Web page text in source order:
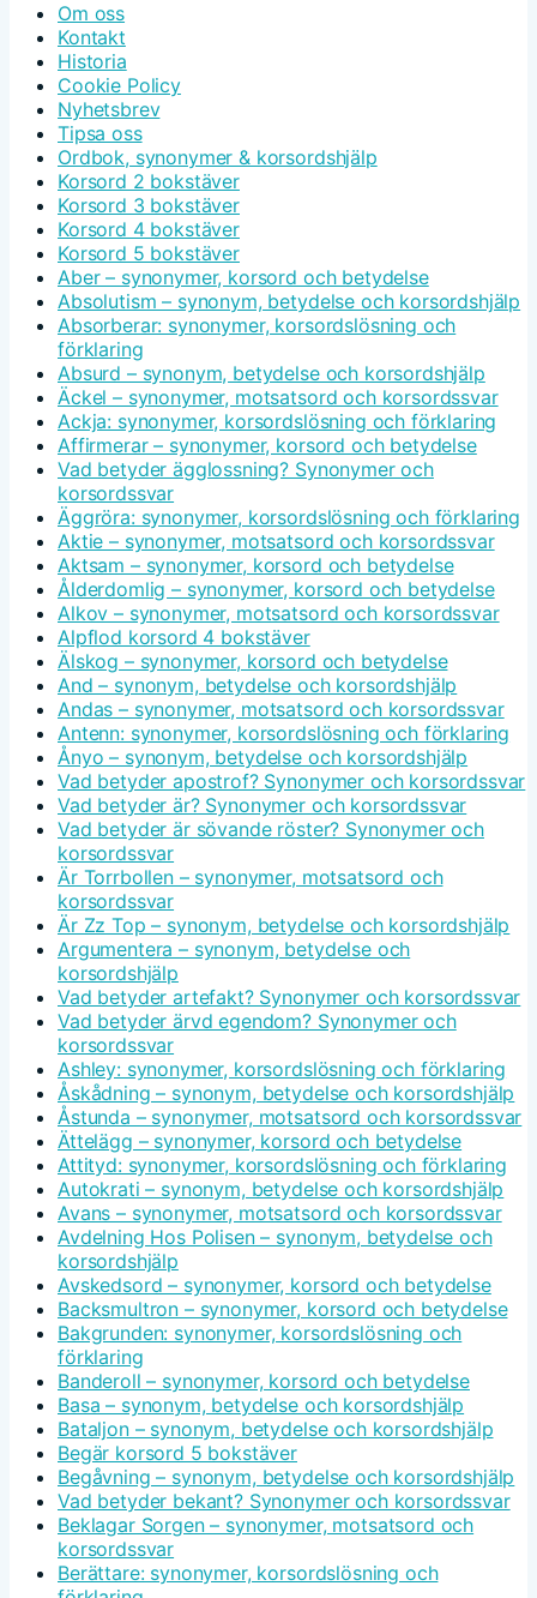
Om oss
Kontakt
Historia
Cookie Policy
Nyhetsbrev
Tipsa oss
Ordbok, synonymer & korsordshjälp
Korsord 2 bokstäver
Korsord 3 bokstäver
Korsord 4 bokstäver
Korsord 5 bokstäver
Aber – synonymer, korsord och betydelse
Absolutism – synonym, betydelse och korsordshjälp
Absorberar: synonymer, korsordslösning och
förklaring
Absurd – synonym, betydelse och korsordshjälp
Äckel – synonymer, motsatsord och korsordssvar
Ackja: synonymer, korsordslösning och förklaring
Affirmerar – synonymer, korsord och betydelse
Vad betyder ägglossning? Synonymer och
korsordssvar
Äggröra: synonymer, korsordslösning och förklaring
Aktie – synonymer, motsatsord och korsordssvar
Aktsam – synonymer, korsord och betydelse
Ålderdomlig – synonymer, korsord och betydelse
Alkov – synonymer, motsatsord och korsordssvar
Alpflod korsord 4 bokstäver
Älskog – synonymer, korsord och betydelse
And – synonym, betydelse och korsordshjälp
Andas – synonymer, motsatsord och korsordssvar
Antenn: synonymer, korsordslösning och förklaring
Ånyo – synonym, betydelse och korsordshjälp
Vad betyder apostrof? Synonymer och korsordssvar
Vad betyder är? Synonymer och korsordssvar
Vad betyder är sövande röster? Synonymer och
korsordssvar
Är Torrbollen – synonymer, motsatsord och
korsordssvar
Är Zz Top – synonym, betydelse och korsordshjälp
Argumentera – synonym, betydelse och
korsordshjälp
Vad betyder artefakt? Synonymer och korsordssvar
Vad betyder ärvd egendom? Synonymer och
korsordssvar
Ashley: synonymer, korsordslösning och förklaring
Åskådning – synonym, betydelse och korsordshjälp
Åstunda – synonymer, motsatsord och korsordssvar
Ättelägg – synonymer, korsord och betydelse
Attityd: synonymer, korsordslösning och förklaring
Autokrati – synonym, betydelse och korsordshjälp
Avans – synonymer, motsatsord och korsordssvar
Avdelning Hos Polisen – synonym, betydelse och
korsordshjälp
Avskedsord – synonymer, korsord och betydelse
Backsmultron – synonymer, korsord och betydelse
Bakgrunden: synonymer, korsordslösning och
förklaring
Banderoll – synonymer, korsord och betydelse
Basa – synonym, betydelse och korsordshjälp
Bataljon – synonym, betydelse och korsordshjälp
Begär korsord 5 bokstäver
Begåvning – synonym, betydelse och korsordshjälp
Vad betyder bekant? Synonymer och korsordssvar
Beklagar Sorgen – synonymer, motsatsord och
korsordssvar
Berättare: synonymer, korsordslösning och